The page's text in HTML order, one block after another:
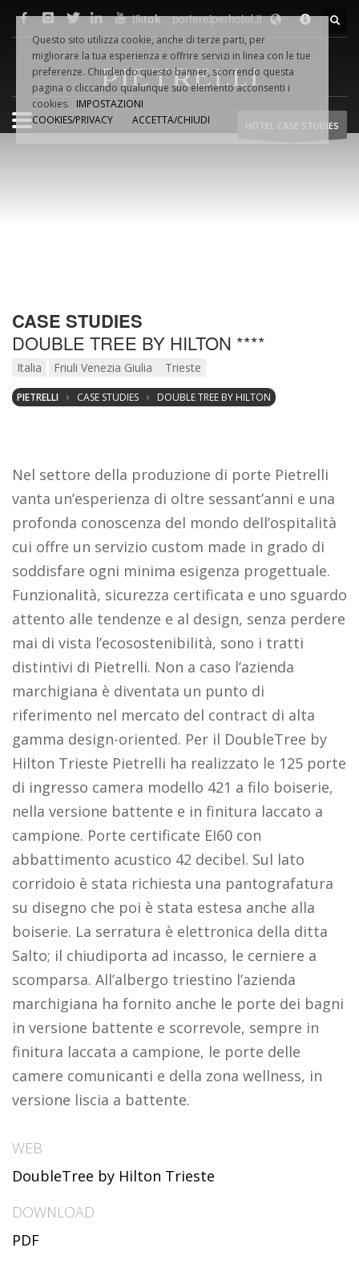
F.LLIPIETRELLISRL
Via Dino VAMPA, 18
61032 Fano (PU) Italia
+39.0721.854495
Fax +39.0721.854954
hoteldoors.ae
hotel-doors.co.uk
tiktok portereiperhotel.it
HOTEL CASE STUDIES
CASE STUDIES
DOUBLE TREE BY HILTON ****
Italia Friuli Venezia Giulia Trieste
PIETRELLI CASE STUDIES DOUBLE TREE BY HILTON
Nel settore della produzione di porte Pietrelli
vanta un’esperienza di oltre sessant’anni e una
profonda conoscenza del mondo dell’ospitalità
cui offre un servizio custom made in grado di
soddisfare ogni minima esigenza progettuale.
Funzionalità, sicurezza certificata e uno sguardo
attento alle tendenze e al design, senza perdere
mai di vista l’ecosostenibilità, sono i tratti
distintivi di Pietrelli. Non a caso l’azienda
marchigiana è diventata un punto di
riferimento nel mercato del contract di alta
gamma design-oriented. Per il DoubleTree by
Hilton Trieste Pietrelli ha realizzato le 125 porte
di ingresso camera modello 421 a filo boiserie,
nella versione battente e in finitura laccato a
campione. Porte certificate EI60 con
abbattimento acustico 42 decibel. Sul lato
corridoio è stata richiesta una pantografatura
su disegno che poi è stata estesa anche alla
boiserie. La serratura è elettronica della ditta
Salto; il chiudiporta ad incasso, le cerniere a
scomparsa. All’albergo triestino l’azienda
marchigiana ha fornito anche le porte dei bagni
in versione battente e scorrevole, sempre in
finitura laccata a campione, le porte delle
camere comunicanti e della zona wellness, in
versione liscia a battente.
WEB
DoubleTree by Hilton Trieste
DOWNLOAD
PDF
Questo sito utilizza cookie, anche di terze parti, per
migliorare la tua esperienza e offrire servizi in linea con le tue
preferenze. Chiudendo questo banner, scorrendo questa
pagina o cliccando qualunque suo elemento acconsenti i
cookies. IMPOSTAZIONI
COOKIES/PRIVACY
ACCETTA/CHIUDI